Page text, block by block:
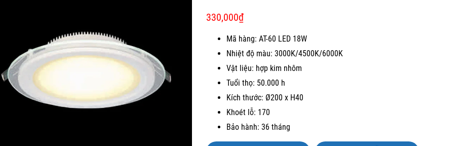
330,000₫
Mã hàng: AT-60 LED 18W
Nhiệt độ màu: 3000K/4500K/6000K
Vật liệu: hợp kim nhôm
Tuổi thọ: 50.000 h
Kích thước: Ø200 x H40
Khoét lỗ: 170
Bảo hành: 36 tháng